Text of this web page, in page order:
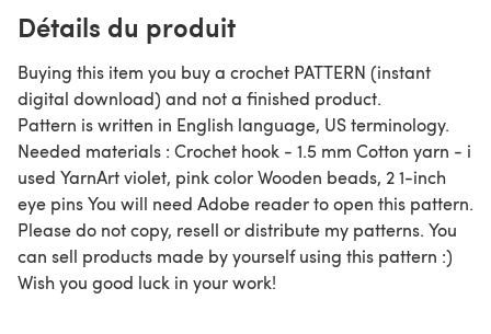
Détails du produit
Buying this item you buy a crochet PATTERN (instant
digital download) and not a finished product.
Pattern is written in English language, US terminology.
Needed materials : Crochet hook - 1.5 mm Cotton yarn - i
used YarnArt violet, pink color Wooden beads, 2 1-inch
eye pins You will need Adobe reader to open this pattern.
Please do not copy, resell or distribute my patterns. You
can sell products made by yourself using this pattern :)
Wish you good luck in your work!